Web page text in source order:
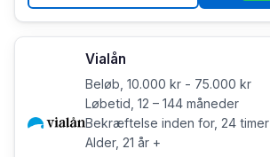
Vialån
Beløb, 10.000 kr - 75.000 kr
Løbetid, 12 – 144 måneder
Bekræftelse inden for, 24 timer
Alder, 21 år +